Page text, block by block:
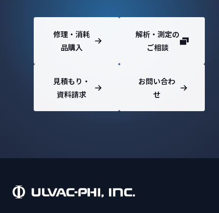
修理・消耗
品購入
解析・測定の
ご相談
見積もり・
資料請求
お問い合わ
せ